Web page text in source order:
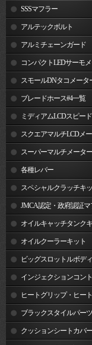
SSSマフラー
アルテックボルト
アルミチェーンガード
コンパクトLEDサーモ
スモールDNタコメータ
ブレードホース#4一覧
ミディアムLCDスピー
ータースクエアマルチLCDメ
スーパーマルチメーター
各種レバー
スペシャルクラッチキ
JMCA認定・政府認証マ
オイルキャッチタンク
オイルクーラーキット
ビッグスロットルボデ
インジェクションコン
ヒートグリップ・ヒー
ブラックスタイルパーツ
クッションシートカバー